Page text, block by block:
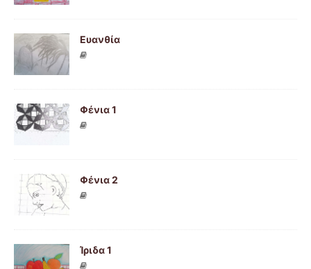
Ευανθία
Φένια 1
Φένια 2
Ίριδα 1